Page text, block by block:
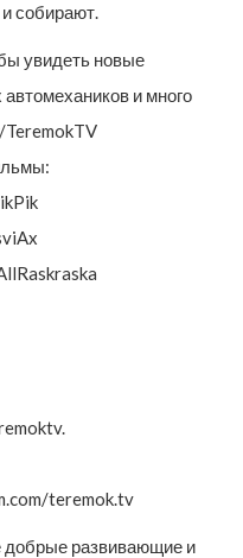
собирают.
увидеть новые
и много
TeremokTV
teremok.tv
добрые развивающие и